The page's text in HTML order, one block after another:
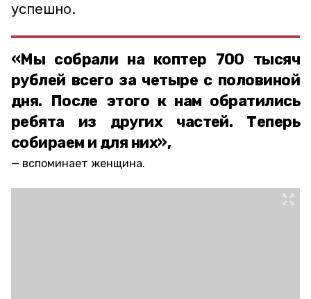
успешно.
«Мы собрали на коптер 700 тысяч
рублей всего за четыре с половиной
дня. После этого к нам обратились
ребята из других частей. Теперь
собираем и для них»,
вспоминает женщина.